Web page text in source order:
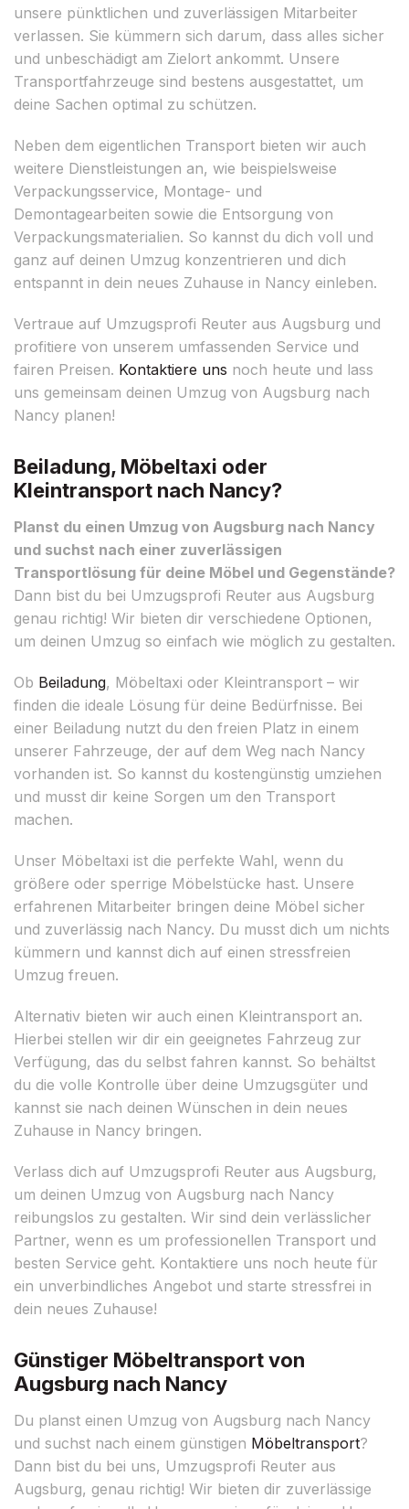
unsere pünktlichen und zuverlässigen Mitarbeiter
verlassen. Sie kümmern sich darum, dass alles sicher
und unbeschädigt am Zielort ankommt. Unsere
Transportfahrzeuge sind bestens ausgestattet, um
deine Sachen optimal zu schützen.
Neben dem eigentlichen Transport bieten wir auch
weitere Dienstleistungen an, wie beispielsweise
Verpackungsservice, Montage- und
Demontagearbeiten sowie die Entsorgung von
Verpackungsmaterialien. So kannst du dich voll und
ganz auf deinen Umzug konzentrieren und dich
entspannt in dein neues Zuhause in Nancy einleben.
Vertraue auf Umzugsprofi Reuter aus Augsburg und
profitiere von unserem umfassenden Service und
fairen Preisen. Kontaktiere uns noch heute und lass
uns gemeinsam deinen Umzug von Augsburg nach
Nancy planen!
Beiladung, Möbeltaxi oder
Kleintransport nach Nancy?
Planst du einen Umzug von Augsburg nach Nancy
und suchst nach einer zuverlässigen
Transportlösung für deine Möbel und Gegenstände?
Dann bist du bei Umzugsprofi Reuter aus Augsburg
genau richtig! Wir bieten dir verschiedene Optionen,
um deinen Umzug so einfach wie möglich zu gestalten.
Ob Beiladung, Möbeltaxi oder Kleintransport – wir
finden die ideale Lösung für deine Bedürfnisse. Bei
einer Beiladung nutzt du den freien Platz in einem
unserer Fahrzeuge, der auf dem Weg nach Nancy
vorhanden ist. So kannst du kostengünstig umziehen
und musst dir keine Sorgen um den Transport
machen.
Unser Möbeltaxi ist die perfekte Wahl, wenn du
größere oder sperrige Möbelstücke hast. Unsere
erfahrenen Mitarbeiter bringen deine Möbel sicher
und zuverlässig nach Nancy. Du musst dich um nichts
kümmern und kannst dich auf einen stressfreien
Umzug freuen.
Alternativ bieten wir auch einen Kleintransport an.
Hierbei stellen wir dir ein geeignetes Fahrzeug zur
Verfügung, das du selbst fahren kannst. So behältst
du die volle Kontrolle über deine Umzugsgüter und
kannst sie nach deinen Wünschen in dein neues
Zuhause in Nancy bringen.
Verlass dich auf Umzugsprofi Reuter aus Augsburg,
um deinen Umzug von Augsburg nach Nancy
reibungslos zu gestalten. Wir sind dein verlässlicher
Partner, wenn es um professionellen Transport und
besten Service geht. Kontaktiere uns noch heute für
ein unverbindliches Angebot und starte stressfrei in
dein neues Zuhause!
Günstiger Möbeltransport von
Augsburg nach Nancy
Du planst einen Umzug von Augsburg nach Nancy
und suchst nach einem günstigen Möbeltransport?
Dann bist du bei uns, Umzugsprofi Reuter aus
Augsburg, genau richtig! Wir bieten dir zuverlässige